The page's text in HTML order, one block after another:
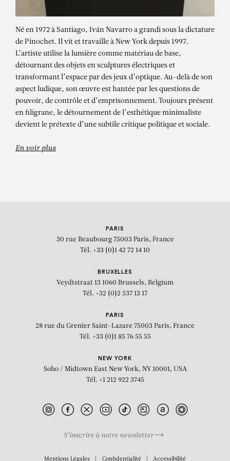
IVÁN NAVARRO
Né en 1972 à Santiago, Iván Navarro a grandi sous la dictature
de Pinochet. Il vit et travaille à New York depuis 1997.
L’artiste utilise la lumière comme matériau de base,
détournant des objets en sculptures électriques et
transformant l’espace par des jeux d’optique. Au-delà de son
aspect ludique, son œuvre est hantée par les questions de
pouvoir, de contrôle et d’emprisonnement. Toujours présent
en filigrane, le détournement de l’esthétique minimaliste
devient le prétexte d’une subtile critique politique et sociale.
En voir plus
PARIS
30 rue Beaubourg 75003 Paris, France
Tél. +33 (0)1 42 72 14 10
BRUXELLES
Veydtstraat 13 1060 Brussels, Belgium
Tél. +32 (0)2 537 13 17
PARIS
28 rue du Grenier Saint-Lazare 75003 Paris, France
Tél. +33 (0)1 85 76 55 55
NEW YORK
Soho / Midtown East New York, NY 10001, USA
Tél. +1 212 922 3745
S’inscrire à notre newsletter
Mentions Légales Confidentialité Accessibilité